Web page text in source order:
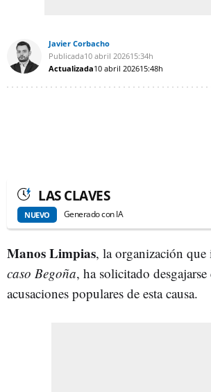
Javier Corbacho
Publicada10 abril 202615:34h
Actualizada10 abril 202615:48h
LAS CLAVES
NUEVO Generado con IA
Manos Limpias, la organización
caso Begoña, ha solicitado
acusaciones populares de esta causa.